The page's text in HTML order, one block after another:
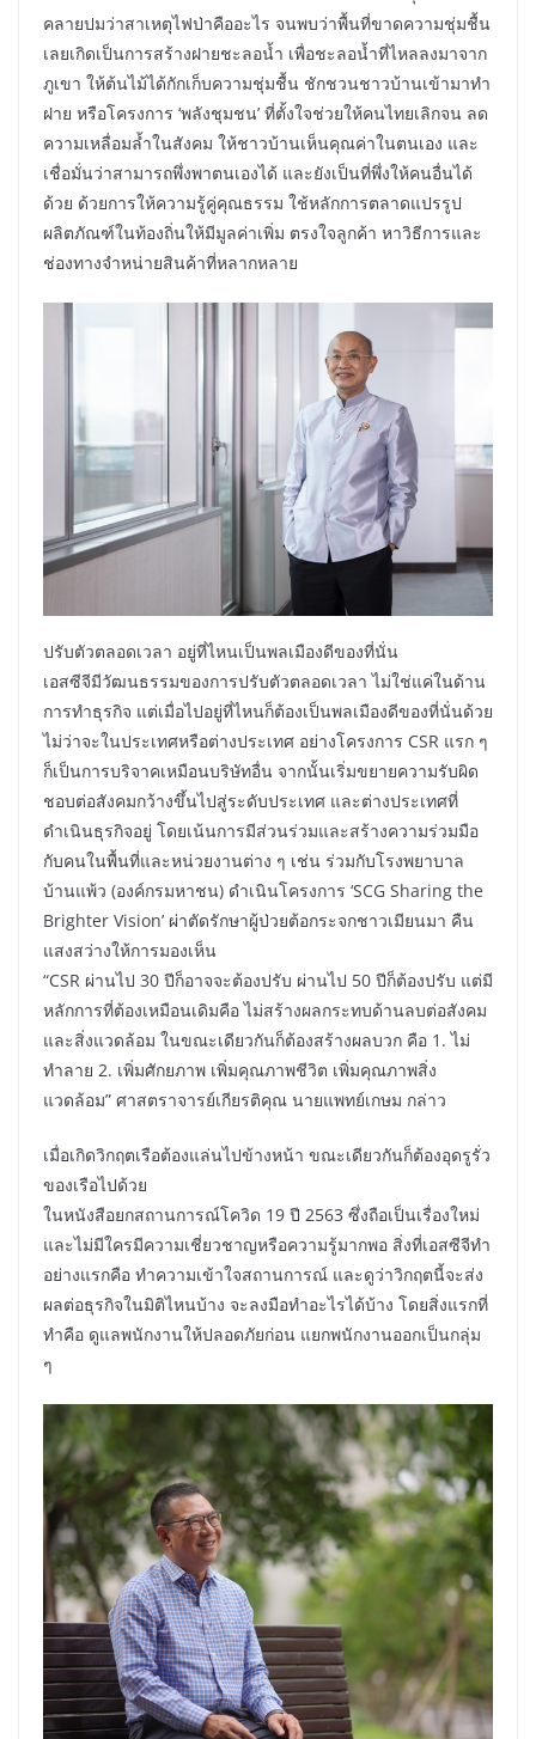
คลายปมว่าสาเหตุไฟป่าคืออะไร จนพบว่าพื้นที่ขาดความชุ่มชื้น
เลยเกิดเป็นการสร้างฝายชะลอน้ำ เพื่อชะลอน้ำที่ไหลลงมาจาก
ภูเขา ให้ต้นไม้ได้กักเก็บความชุ่มชื้น ชักชวนชาวบ้านเข้ามาทำ
ฝาย หรือโครงการ ‘พลังชุมชน’ ที่ตั้งใจช่วยให้คนไทยเลิกจน ลด
ความเหลื่อมล้ำในสังคม ให้ชาวบ้านเห็นคุณค่าในตนเอง และ
เชื่อมั่นว่าสามารถพึ่งพาตนเองได้ และยังเป็นที่พึ่งให้คนอื่นได้
ด้วย ด้วยการให้ความรู้คู่คุณธรรม ใช้หลักการตลาดแปรรูป
ผลิตภัณฑ์ในท้องถิ่นให้มีมูลค่าเพิ่ม ตรงใจลูกค้า หาวิธีการและ
ช่องทางจำหน่ายสินค้าที่หลากหลาย
ปรับตัวตลอดเวลา อยู่ที่ไหนเป็นพลเมืองดีของที่นั่น
เอสซีจีมีวัฒนธรรมของการปรับตัวตลอดเวลา ไม่ใช่แค่ในด้าน
การทำธุรกิจ แต่เมื่อไปอยู่ที่ไหนก็ต้องเป็นพลเมืองดีของที่นั่นด้วย
ไม่ว่าจะในประเทศหรือต่างประเทศ อย่างโครงการ CSR แรก ๆ
ก็เป็นการบริจาคเหมือนบริษัทอื่น จากนั้นเริ่มขยายความรับผิด
ชอบต่อสังคมกว้างขึ้นไปสู่ระดับประเทศ และต่างประเทศที่
ดำเนินธุรกิจอยู่ โดยเน้นการมีส่วนร่วมและสร้างความร่วมมือ
กับคนในพื้นที่และหน่วยงานต่าง ๆ เช่น ร่วมกับโรงพยาบาล
บ้านแพ้ว (องค์กรมหาชน) ดำเนินโครงการ ‘SCG Sharing the
Brighter Vision’ ผ่าตัดรักษาผู้ป่วยต้อกระจกชาวเมียนมา คืน
แสงสว่างให้การมองเห็น
“CSR ผ่านไป 30 ปีก็อาจจะต้องปรับ ผ่านไป 50 ปีก็ต้องปรับ แต่มี
หลักการที่ต้องเหมือนเดิมคือ ไม่สร้างผลกระทบด้านลบต่อสังคม
และสิ่งแวดล้อม ในขณะเดียวกันก็ต้องสร้างผลบวก คือ 1. ไม่
ทำลาย 2. เพิ่มศักยภาพ เพิ่มคุณภาพชีวิต เพิ่มคุณภาพสิ่ง
แวดล้อม” ศาสตราจารย์เกียรติคุณ นายแพทย์เกษม กล่าว
เมื่อเกิดวิกฤตเรือต้องแล่นไปข้างหน้า ขณะเดียวกันก็ต้องอุดรูรั่ว
ของเรือไปด้วย
ในหนังสือยกสถานการณ์โควิด 19 ปี 2563 ซึ่งถือเป็นเรื่องใหม่
และไม่มีใครมีความเชี่ยวชาญหรือความรู้มากพอ สิ่งที่เอสซีจีทำ
อย่างแรกคือ ทำความเข้าใจสถานการณ์ และดูว่าวิกฤตนี้จะส่ง
ผลต่อธุรกิจในมิติไหนบ้าง จะลงมือทำอะไรได้บ้าง โดยสิ่งแรกที่
ทำคือ ดูแลพนักงานให้ปลอดภัยก่อน แยกพนักงานออกเป็นกลุ่ม
ๆ